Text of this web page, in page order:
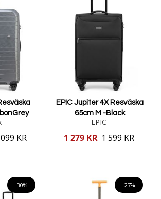
KR
EPIC Jupiter 4X Resväska
65cm M -Black
EPIC
Reducerat
1 279 KR 1 599 KR
-30% -27%